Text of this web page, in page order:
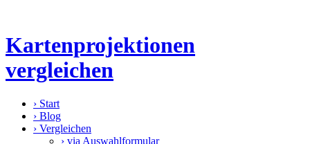
Kartenprojektionen
vergleichen
› Start
› Blog
› Vergleichen
› via Auswahlformular